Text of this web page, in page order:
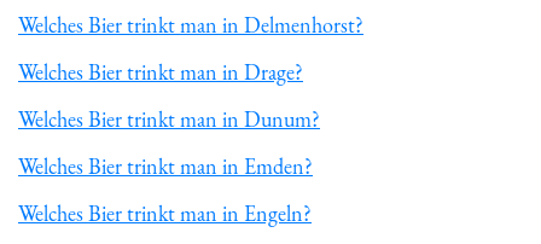
Welches Bier trinkt man in Delmenhorst?
Welches Bier trinkt man in Drage?
Welches Bier trinkt man in Dunum?
Welches Bier trinkt man in Emden?
Welches Bier trinkt man in Engeln?